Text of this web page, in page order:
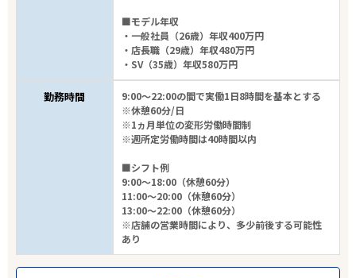
■モデル年収
・一般社員（26歳）年収400万円
・店長職（29歳）年収480万円
・SV（35歳）年収580万円
勤務時間
9:00～22:00の間で実働1日8時間を基本とする
※休憩60分/日
※1ヵ月単位の変形労働時間制
※週所定労働時間は40時間以内
■シフト例
9:00～18:00（休憩60分）
11:00～20:00（休憩60分）
13:00～22:00（休憩60分）
※店舗の営業時間により、多少前後する可能性
あり